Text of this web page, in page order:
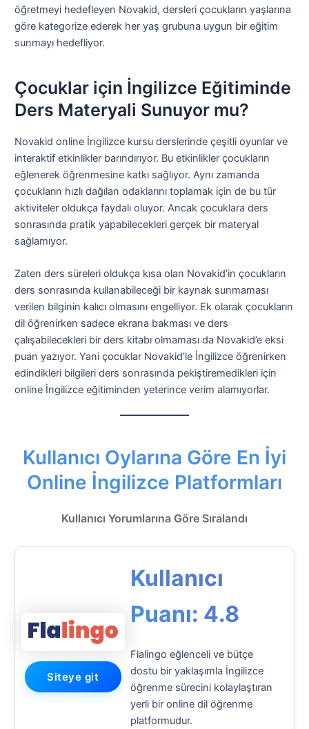
öğretmeyi hedefleyen Novakid, dersleri çocukların yaşlarına
göre kategorize ederek her yaş grubuna uygun bir eğitim
sunmayı hedefliyor.
Çocuklar için İngilizce Eğitiminde
Ders Materyali Sunuyor mu?
Novakid online İngilizce kursu derslerinde çeşitli oyunlar ve
interaktif etkinlikler barındırıyor. Bu etkinlikler çocukların
eğlenerek öğrenmesine katkı sağlıyor. Aynı zamanda
çocukların hızlı dağılan odaklarını toplamak için de bu tür
aktiviteler oldukça faydalı oluyor. Ancak çocuklara ders
sonrasında pratik yapabilecekleri gerçek bir materyal
sağlamıyor.
Zaten ders süreleri oldukça kısa olan Novakid’in çocukların
ders sonrasında kullanabileceği bir kaynak sunmaması
verilen bilginin kalıcı olmasını engelliyor. Ek olarak çocukların
dil öğrenirken sadece ekrana bakması ve ders
çalışabilecekleri bir ders kitabı olmaması da Novakid’e eksi
puan yazıyor. Yani çocuklar Novakid’le İngilizce öğrenirken
edindikleri bilgileri ders sonrasında pekiştiremedikleri için
online İngilizce eğitiminden yeterince verim alamıyorlar.
Kullanıcı Oylarına Göre En İyi
Online İngilizce Platformları
Kullanıcı Yorumlarına Göre Sıralandı
Siteye git
Kullanıcı
Puanı: 4.8
Flalingo eğlenceli ve bütçe
dostu bir yaklaşımla İngilizce
öğrenme sürecini kolaylaştıran
yerli bir online dil öğrenme
platformudur.